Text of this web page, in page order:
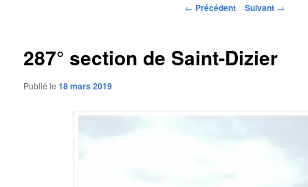
Navigation
← Précédent Suivant →
287° section de Saint-Dizier
Publié le18 mars 2019